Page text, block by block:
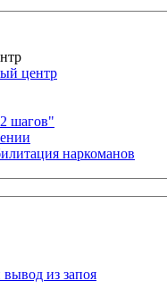
центр
шагов"
наркоманов
из запоя